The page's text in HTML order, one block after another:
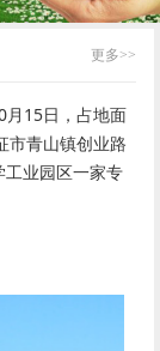
更多>>
月15日，占地面
市青山镇创业路
业园区一家专